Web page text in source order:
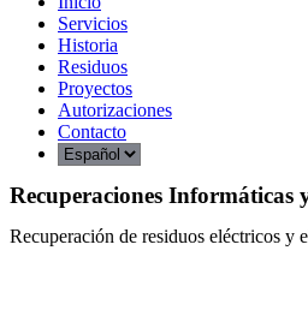
Servicios
Historia
Residuos
Proyectos
Autorizaciones
Contacto
Recuperaciones Informáticas
Recuperación de residuos eléctricos y